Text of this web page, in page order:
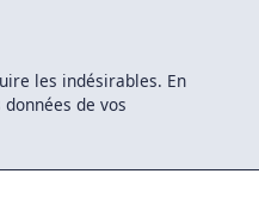
les indésirables. En
de vos